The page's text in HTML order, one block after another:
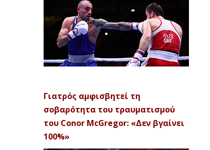
Γιατρός αμφισβητεί τη
σοβαρότητα του τραυματισμού
του Conor McGregor: «Δεν βγαίνει
100%»